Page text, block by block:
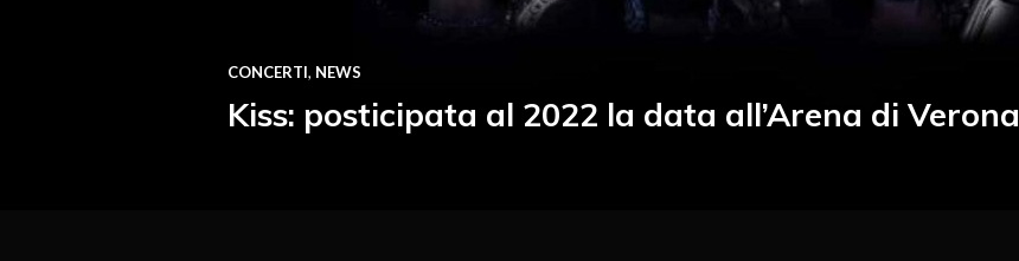
CONCERTI, NEWS
Kiss: posticipata al 2022 la data all’Arena di Verona